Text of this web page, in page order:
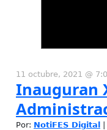
11 octubre, 2021 @
Inauguran
Por: NotiFES Digital